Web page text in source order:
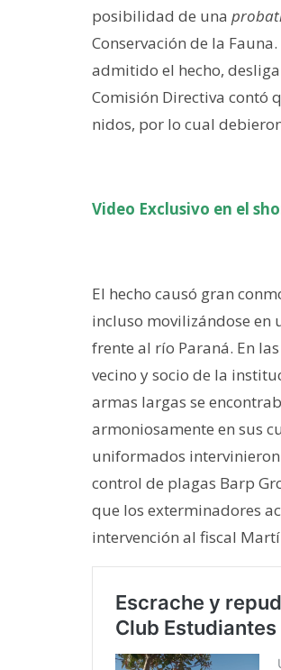
posibilidad de una
Conservación de la
admitido el hecho,
Comisión Directiva contó
nidos, por lo cual
Video Exclusivo en el
El hecho causó gran
incluso movilizándose en
frente al río Paraná. En
vecino y socio de la
armas largas se
armoniosamente en sus
uniformados
control de plagas Barp
que los exterminadores
intervención al fiscal